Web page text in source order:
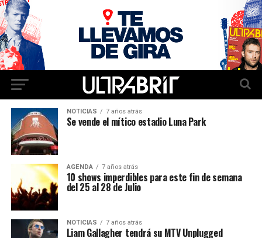
NOTICIAS 7 años atrás
Se vende el mítico estadio Luna Park
AGENDA 7 años atrás
10 shows imperdibles para este fin de semana
del 25 al 28 de Julio
NOTICIAS 7 años atrás
Liam Gallagher tendrá su MTV Unplugged